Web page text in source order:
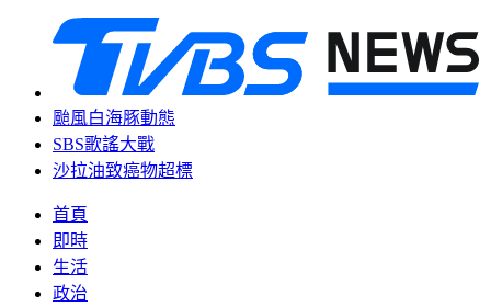
颱風白海豚動態
SBS歌謠大戰
沙拉油致癌物超標
首頁
即時
生活
政治